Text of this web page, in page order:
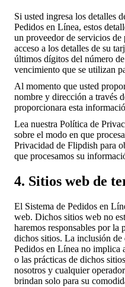
Si usted ingresa los detalles
Pedidos en Línea, estos
un proveedor de servicios de
acceso a los detalles de su
últimos dígitos del número
vencimiento que se utilizan
Al momento que usted
nombre y dirección a través
proporcionara esta
Lea nuestra Política de
sobre el modo en que
Privacidad de Flipdish para
que procesamos su
4. Sitios web de
El Sistema de Pedidos en
web. Dichos sitios web no
haremos responsables por
dichos sitios. La inclusión de
Pedidos en Línea no implica
o las prácticas de dichos
nosotros y cualquier
brindan solo para su